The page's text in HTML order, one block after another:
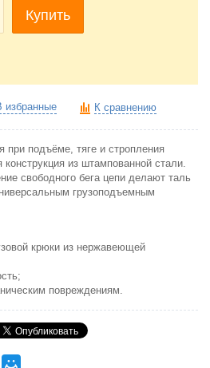
Купить
избранные К сравнению
при подъёме, тяге и стропления
конструкция из штампованной стали.
свободного бега цепи делают таль
грузоподъемным
крюки из нержавеющей
повреждениям.